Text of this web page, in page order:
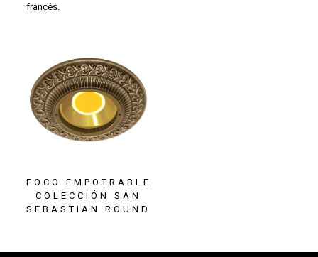
francês.
FOCO EMPOTRABLE
COLECCIÓN SAN
SEBASTIAN ROUND